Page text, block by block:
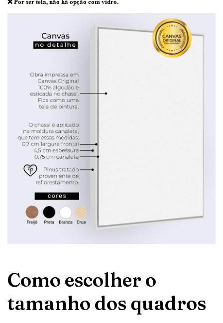
❌ Por ser tela, não há opção com vidro.
Como escolher o
tamanho dos quadros